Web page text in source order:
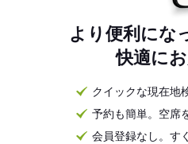
より便利にな
快適に
クイックな現在地
予約も簡単。空席
会員登録なし。す